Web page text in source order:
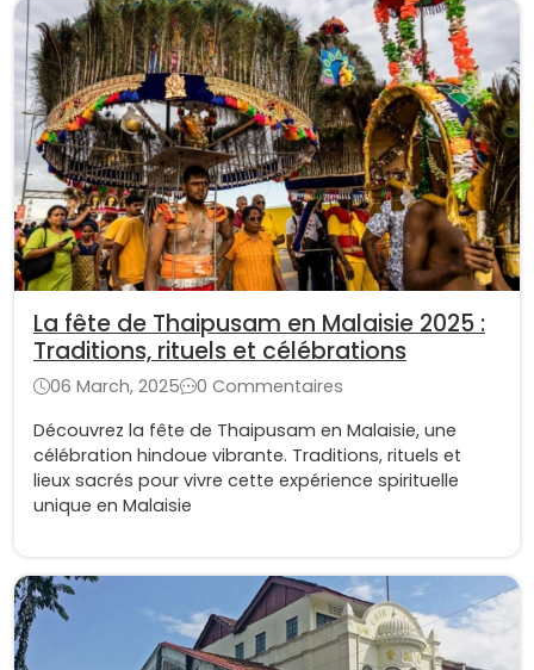
La fête de Thaipusam en Malaisie 2025 :
Traditions, rituels et célébrations
06 March, 2025
0 Commentaires
Découvrez la fête de Thaipusam en Malaisie, une
célébration hindoue vibrante. Traditions, rituels et
lieux sacrés pour vivre cette expérience spirituelle
unique en Malaisie